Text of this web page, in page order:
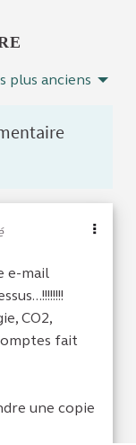
plus anciens
e-mail
CO2,
fait
une copie